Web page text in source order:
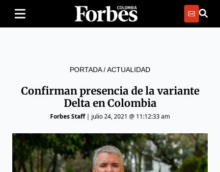
PORTADA/ACTUALIDAD
Confirman presencia de la variante
Delta en Colombia
Forbes Staff| julio 24, 2021 @ 11:12:33 am